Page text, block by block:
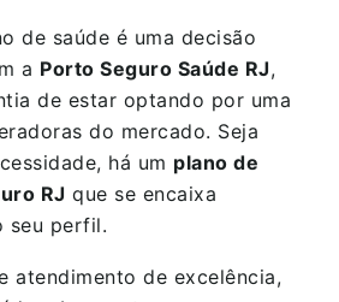
de saúde é uma decisão
a Porto Seguro Saúde RJ,
de estar optando por uma
do mercado. Seja
há um plano de
RJ que se encaixa
seu perfil.
atendimento de excelência,